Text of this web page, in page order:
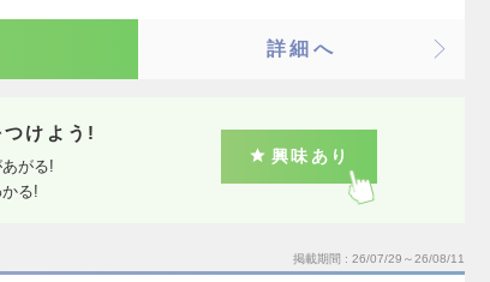
詳細へ
けよう!
がる!
る!
興味あり
掲載期間 26/07/29～26/08/11